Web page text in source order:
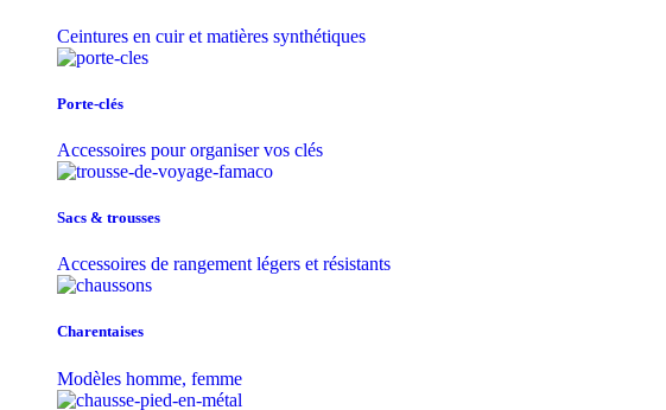
Ceintures en cuir et matières synthétiques
Porte-clés
Accessoires pour organiser vos clés
Sacs & trousse​s
Accessoires de rangement légers et résistants
Charentaises
Modèles homme, femme